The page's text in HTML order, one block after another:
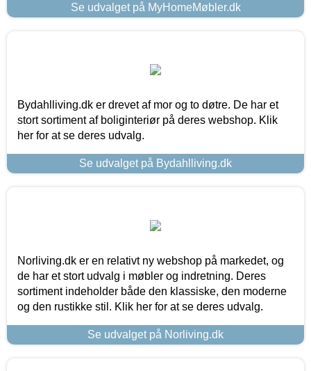
Se udvalget på MyHomeMøbler.dk
Bydahlliving.dk er drevet af mor og to døtre. De har et
stort sortiment af boliginteriør på deres webshop. Klik
her for at se deres udvalg.
Se udvalget på Bydahlliving.dk
Norliving.dk er en relativt ny webshop på markedet, og
de har et stort udvalg i møbler og indretning. Deres
sortiment indeholder både den klassiske, den moderne
og den rustikke stil. Klik her for at se deres udvalg.
Se udvalget på Norliving.dk